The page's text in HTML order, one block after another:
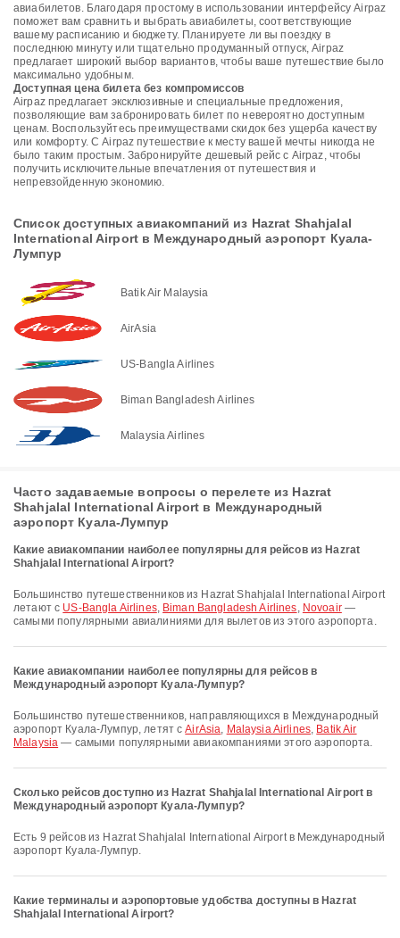
авиабилетов. Благодаря простому в использовании интерфейсу Airpaz
поможет вам сравнить и выбрать авиабилеты, соответствующие
вашему расписанию и бюджету. Планируете ли вы поездку в
последнюю минуту или тщательно продуманный отпуск, Airpaz
предлагает широкий выбор вариантов, чтобы ваше путешествие было
максимально удобным.
Доступная цена билета без компромиссов
Airpaz предлагает эксклюзивные и специальные предложения,
позволяющие вам забронировать билет по невероятно доступным
ценам. Воспользуйтесь преимуществами скидок без ущерба качеству
или комфорту. С Airpaz путешествие к месту вашей мечты никогда не
было таким простым. Забронируйте дешевый рейс с Airpaz, чтобы
получить исключительные впечатления от путешествия и
непревзойденную экономию.
Список доступных авиакомпаний из Hazrat Shahjalal
International Airport в Международный аэропорт Куала-
Лумпур
Batik Air Malaysia
AirAsia
US-Bangla Airlines
Biman Bangladesh Airlines
Malaysia Airlines
Часто задаваемые вопросы о перелете из Hazrat
Shahjalal International Airport в Международный
аэропорт Куала-Лумпур
Какие авиакомпании наиболее популярны для рейсов из Hazrat
Shahjalal International Airport?
Большинство путешественников из Hazrat Shahjalal International Airport
летают с US-Bangla Airlines, Biman Bangladesh Airlines, Novoair—
самыми популярными авиалиниями для вылетов из этого аэропорта.
Какие авиакомпании наиболее популярны для рейсов в
Международный аэропорт Куала-Лумпур?
Большинство путешественников, направляющихся в Международный
аэропорт Куала-Лумпур, летят сAirAsia, Malaysia Airlines, Batik Air
Malaysia — самыми популярными авиакомпаниями этого аэропорта.
Сколько рейсов доступно из Hazrat Shahjalal International Airport в
Международный аэропорт Куала-Лумпур?
Есть 9 рейсов из Hazrat Shahjalal International Airport в Международный
аэропорт Куала-Лумпур.
Какие терминалы и аэропортовые удобства доступны в Hazrat
Shahjalal International Airport?